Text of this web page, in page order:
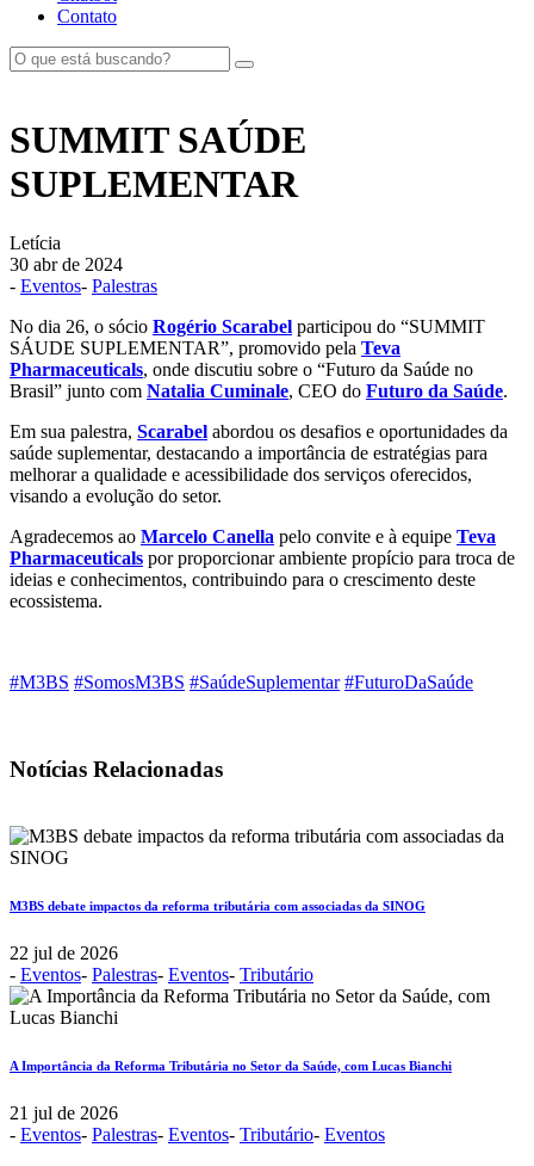
Contato
SUMMIT SAÚDE
SUPLEMENTAR
Letícia
30 abr de 2024
- Eventos- Palestras
No dia 26, o sócio Rogério Scarabel participou do “SUMMIT
SÁUDE SUPLEMENTAR”, promovido pela Teva
Pharmaceuticals, onde discutiu sobre o “Futuro da Saúde no
Brasil” junto com Natalia Cuminale, CEO do Futuro da Saúde.
Em sua palestra, Scarabel abordou os desafios e oportunidades da
saúde suplementar, destacando a importância de estratégias para
melhorar a qualidade e acessibilidade dos serviços oferecidos,
visando a evolução do setor.
Agradecemos ao Marcelo Canella pelo convite e à equipe Teva
Pharmaceuticals por proporcionar ambiente propício para troca de
ideias e conhecimentos, contribuindo para o crescimento deste
ecossistema.
#M3BS #SomosM3BS #SaúdeSuplementar #FuturoDaSaúde
Notícias Relacionadas
M3BS debate impactos da reforma tributária com associadas da SINOG
22 jul de 2026
- Eventos- Palestras- Eventos- Tributário
A Importância da Reforma Tributária no Setor da Saúde, com Lucas Bianchi
21 jul de 2026
- Eventos- Palestras- Eventos- Tributário- Eventos